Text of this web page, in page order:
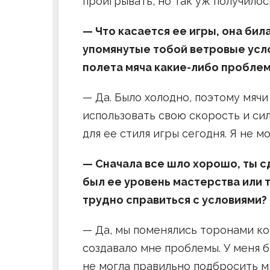
— Что касается ее игры, она
упомянутые тобой ветровые
полета мяча какие-либо
— Да. Было холодно, поэтому
использовать свою скорость и
для ее стиля игры сегодня. Я не
— Сначала все шло хорошо, ты
был ее уровень мастерства или
трудно справиться с условиями?
— Да, мы поменялись торонами
создавало мне проблемы. У меня
не могла правильно подбросить